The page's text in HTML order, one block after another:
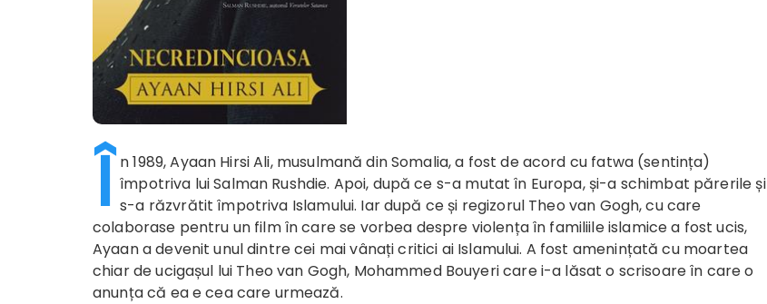
Î n 1989, Ayaan Hirsi Ali, musulmană din Somalia, a fost de acord cu fatwa (sentința)
împotriva lui Salman Rushdie. Apoi, după ce s-a mutat în Europa, și-a schimbat părerile și
s-a răzvrătit împotriva Islamului. Iar după ce și regizorul Theo van Gogh, cu care
colaborase pentru un film în care se vorbea despre violența în familiile islamice a fost ucis,
Ayaan a devenit unul dintre cei mai vânați critici ai Islamului. A fost amenințată cu moartea
chiar de ucigașul lui Theo van Gogh, Mohammed Bouyeri care i-a lăsat o scrisoare în care o
anunța că ea e cea care urmează.